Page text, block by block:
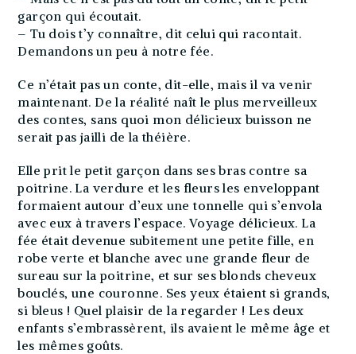
garçon qui écoutait.
– Tu dois t’y connaître, dit celui qui racontait.
Demandons un peu à notre fée.
Ce n’était pas un conte, dit-elle, mais il va venir
maintenant. De la réalité naît le plus merveilleux
des contes, sans quoi mon délicieux buisson ne
serait pas jailli de la théière.
Elle prit le petit garçon dans ses bras contre sa
poitrine. La verdure et les fleurs les enveloppant
formaient autour d’eux une tonnelle qui s’envola
avec eux à travers l’espace. Voyage délicieux. La
fée était devenue subitement une petite fille, en
robe verte et blanche avec une grande fleur de
sureau sur la poitrine, et sur ses blonds cheveux
bouclés, une couronne. Ses yeux étaient si grands,
si bleus ! Quel plaisir de la regarder ! Les deux
enfants s’embrassèrent, ils avaient le même âge et
les mêmes goûts.